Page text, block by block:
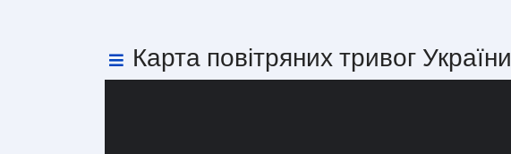
Карта повітряних тривог України